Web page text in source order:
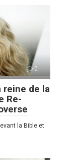
0
reine de la
Re-
la Bible et